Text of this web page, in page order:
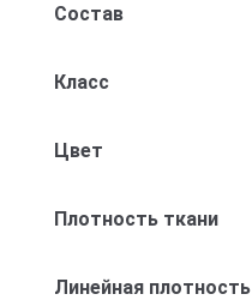
Состав
Класс
Цвет
Плотность ткани
Линейная плотность